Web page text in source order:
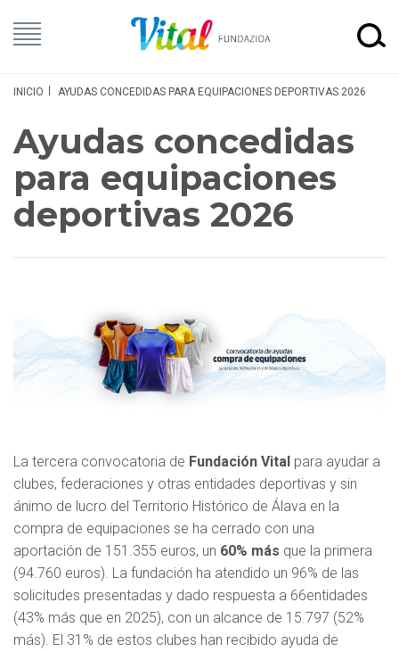
INICIO AYUDAS CONCEDIDAS PARA EQUIPACIONES DEPORTIVAS 2026
Ayudas concedidas
para equipaciones
deportivas 2026
La tercera convocatoria de Fundación Vital para ayudar a
clubes, federaciones y otras entidades deportivas y sin
ánimo de lucro del Territorio Histórico de Álava en la
compra de equipaciones se ha cerrado con una
aportación de 151.355 euros, un 60% más que la primera
(94.760 euros). La fundación ha atendido un 96% de las
solicitudes presentadas y dado respuesta a 66entidades
(43% más que en 2025), con un alcance de 15.797 (52%
más). El 31% de estos clubes han recibido ayuda de